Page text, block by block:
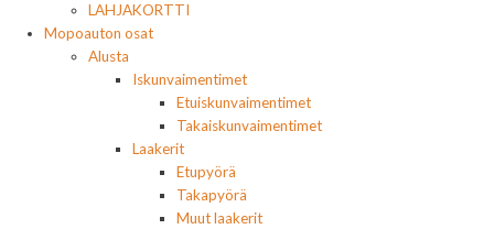
LAHJAKORTTI
Mopoauton osat
Alusta
Iskunvaimentimet
Etuiskunvaimentimet
Takaiskunvaimentimet
Laakerit
Etupyörä
Takapyörä
Muut laakerit